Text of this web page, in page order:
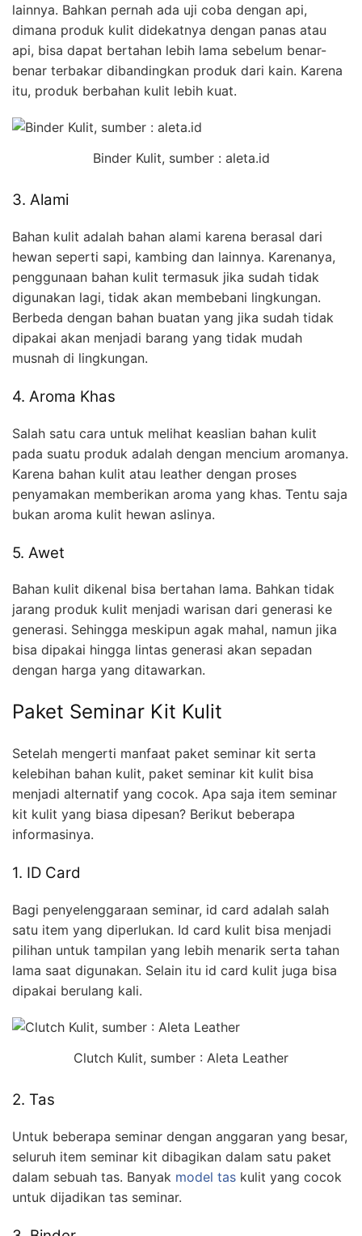
lainnya. Bahkan pernah ada uji coba dengan api,
dimana produk kulit didekatnya dengan panas atau
api, bisa dapat bertahan lebih lama sebelum benar-
benar terbakar dibandingkan produk dari kain. Karena
itu, produk berbahan kulit lebih kuat.
Binder Kulit, sumber : aleta.id
3. Alami
Bahan kulit adalah bahan alami karena berasal dari
hewan seperti sapi, kambing dan lainnya. Karenanya,
penggunaan bahan kulit termasuk jika sudah tidak
digunakan lagi, tidak akan membebani lingkungan.
Berbeda dengan bahan buatan yang jika sudah tidak
dipakai akan menjadi barang yang tidak mudah
musnah di lingkungan.
4. Aroma Khas
Salah satu cara untuk melihat keaslian bahan kulit
pada suatu produk adalah dengan mencium aromanya.
Karena bahan kulit atau leather dengan proses
penyamakan memberikan aroma yang khas. Tentu saja
bukan aroma kulit hewan aslinya.
5. Awet
Bahan kulit dikenal bisa bertahan lama. Bahkan tidak
jarang produk kulit menjadi warisan dari generasi ke
generasi. Sehingga meskipun agak mahal, namun jika
bisa dipakai hingga lintas generasi akan sepadan
dengan harga yang ditawarkan.
Paket Seminar Kit Kulit
Setelah mengerti manfaat paket seminar kit serta
kelebihan bahan kulit, paket seminar kit kulit bisa
menjadi alternatif yang cocok. Apa saja item seminar
kit kulit yang biasa dipesan? Berikut beberapa
informasinya.
1. ID Card
Bagi penyelenggaraan seminar, id card adalah salah
satu item yang diperlukan. Id card kulit bisa menjadi
pilihan untuk tampilan yang lebih menarik serta tahan
lama saat digunakan. Selain itu id card kulit juga bisa
dipakai berulang kali.
Clutch Kulit, sumber : Aleta Leather
2. Tas
Untuk beberapa seminar dengan anggaran yang besar,
seluruh item seminar kit dibagikan dalam satu paket
dalam sebuah tas. Banyak model tas kulit yang cocok
untuk dijadikan tas seminar.